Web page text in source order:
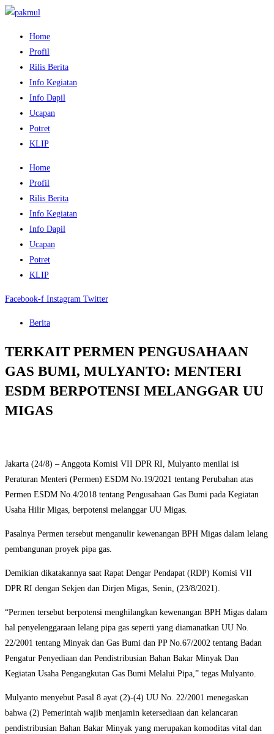
Home
Profil
Rilis Berita
Info Kegiatan
Info Dapil
Ucapan
Potret
KLIP
Home
Profil
Rilis Berita
Info Kegiatan
Info Dapil
Ucapan
Potret
KLIP
Facebook-f Instagram Twitter
Berita
TERKAIT PERMEN PENGUSAHAAN
GAS BUMI, MULYANTO: MENTERI
ESDM BERPOTENSI MELANGGAR UU
MIGAS
Jakarta (24/8) – Anggota Komisi VII DPR RI, Mulyanto menilai isi
Peraturan Menteri (Permen) ESDM No.19/2021 tentang Perubahan atas
Permen ESDM No.4/2018 tentang Pengusahaan Gas Bumi pada Kegiatan
Usaha Hilir Migas, berpotensi melanggar UU Migas.
Pasalnya Permen tersebut menganulir kewenangan BPH Migas dalam lelang
pembangunan proyek pipa gas.
Demikian dikatakannya saat Rapat Dengar Pendapat (RDP) Komisi VII
DPR RI dengan Sekjen dan Dirjen Migas, Senin, (23/8/2021).
“Permen tersebut berpotensi menghilangkan kewenangan BPH Migas dalam
hal penyelenggaraan lelang pipa gas seperti yang diamanatkan UU No.
22/2001 tentang Minyak dan Gas Bumi dan PP No.67/2002 tentang Badan
Pengatur Penyediaan dan Pendistribusian Bahan Bakar Minyak Dan
Kegiatan Usaha Pengangkutan Gas Bumi Melalui Pipa,” tegas Mulyanto.
Mulyanto menyebut Pasal 8 ayat (2)-(4) UU No. 22/2001 menegaskan
bahwa (2) Pemerintah wajib menjamin ketersediaan dan kelancaran
pendistribusian Bahan Bakar Minyak yang merupakan komoditas vital dan